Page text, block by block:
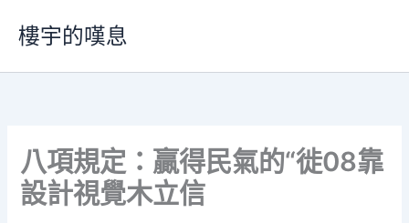
要
樓宇的嘆息
八項規定：贏得民氣的“徙08靠
設計視覺木立信